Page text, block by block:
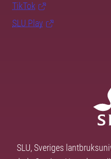
TikTok
SLU Play
SLU, Sveriges